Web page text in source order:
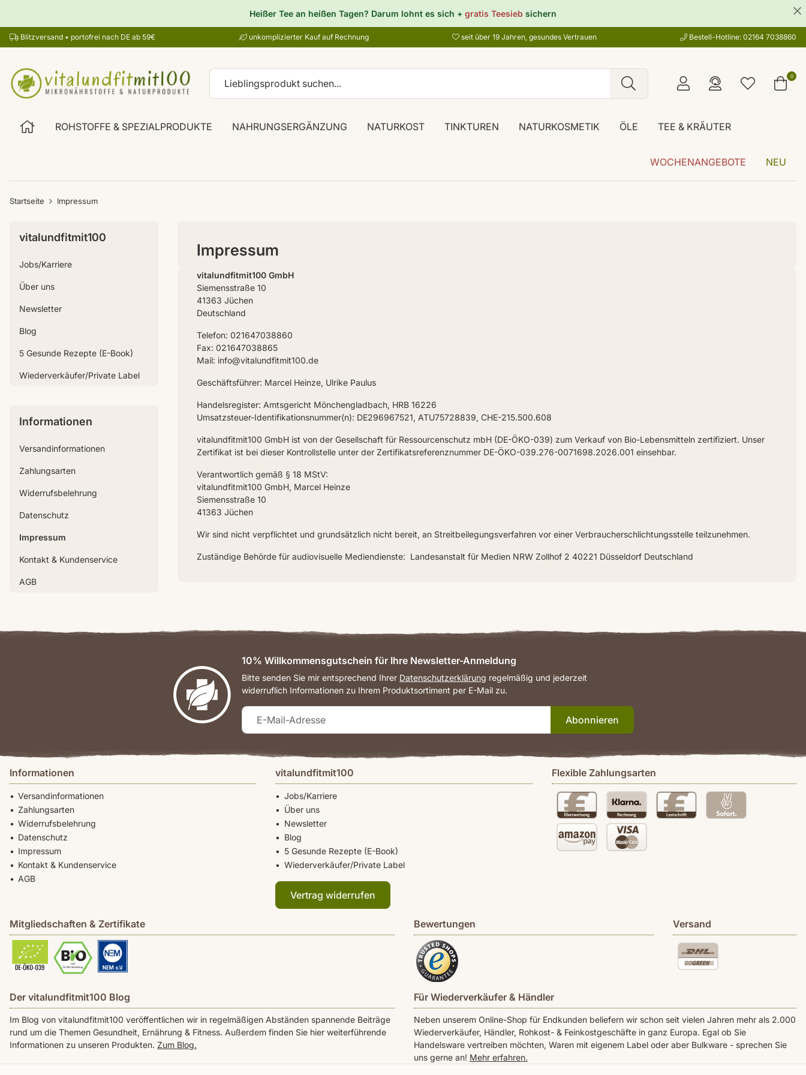
Heißer Tee an heißen Tagen? Darum lohnt es sich + gratis Teesieb sichern
Blitzversand • portofrei nach DE ab 59€ unkomplizierter Kauf auf Rechnung seit über 19 Jahren, gesundes Vertrauen Bestell-Hotline: 02164 7038860
ROHSTOFFE & SPEZIALPRODUKTE NAHRUNGSERGÄNZUNG NATURKOST TINKTUREN NATURKOSMETIK ÖLE TEE & KRÄUTER
WOCHENANGEBOTE NEU
0
Startseite Impressum
Impressum
vitalundfitmit100 GmbH
Siemensstraße 10
41363 Jüchen
Deutschland
Telefon: 021647038860
Fax: 021647038865
Mail: info@vitalundfitmit100.de
Geschäftsführer: Marcel Heinze, Ulrike Paulus
Handelsregister: Amtsgericht Mönchengladbach, HRB 16226
Umsatzsteuer-Identifikationsnummer(n): DE296967521, ATU75728839, CHE-215.500.608
vitalundfitmit100 GmbH ist von der Gesellschaft für Ressourcenschutz mbH (DE-ÖKO-039) zum Verkauf von Bio-Lebensmitteln zertifiziert. Unser
Zertifikat ist bei dieser Kontrollstelle unter der Zertifikatsreferenznummer DE-ÖKO-039.276-0071698.2026.001 einsehbar.
Verantwortlich gemäß § 18 MStV:
vitalundfitmit100 GmbH, Marcel Heinze
Siemensstraße 10
41363 Jüchen
Wir sind nicht verpflichtet und grundsätzlich nicht bereit, an Streitbeilegungsverfahren vor einer Verbraucherschlichtungsstelle teilzunehmen.
Zuständige Behörde für audiovisuelle Mediendienste: Landesanstalt für Medien NRW Zollhof 2 40221 Düsseldorf Deutschland
vitalundfitmit100
Jobs/Karriere
Über uns
Newsletter
Blog
5 Gesunde Rezepte (E-Book)
Wiederverkäufer/Private Label
Informationen
Versandinformationen
Zahlungsarten
Widerrufsbelehrung
Datenschutz
Impressum
Kontakt & Kundenservice
AGB
Informationen
Versandinformationen
Zahlungsarten
Widerrufsbelehrung
Datenschutz
Impressum
Kontakt & Kundenservice
AGB
vitalundfitmit100
Jobs/Karriere
Über uns
Newsletter
Blog
5 Gesunde Rezepte (E-Book)
Wiederverkäufer/Private Label
Vertrag widerrufen
Flexible Zahlungsarten
Mitgliedschaften & Zertifikate Bewertungen Versand
Der vitalundfitmit100 Blog
Im Blog von vitalundfitmit100 veröffentlichen wir in regelmäßigen Abständen spannende Beiträge
rund um die Themen Gesundheit, Ernährung & Fitness. Außerdem finden Sie hier weiterführende
Informationen zu unseren Produkten. Zum Blog.
Für Wiederverkäufer & Händler
Neben unserem Online-Shop für Endkunden beliefern wir schon seit vielen Jahren mehr als 2.000
Wiederverkäufer, Händler, Rohkost- & Feinkostgeschäfte in ganz Europa. Egal ob Sie
Handelsware vertreiben möchten, Waren mit eigenem Label oder aber Bulkware - sprechen Sie
uns gerne an! Mehr erfahren.
10% Willkommensgutschein für Ihre Newsletter-Anmeldung
Bitte senden Sie mir entsprechend Ihrer Datenschutzerklärung regelmäßig und jederzeit
widerruflich Informationen zu Ihrem Produktsortiment per E-Mail zu.
Abonnieren